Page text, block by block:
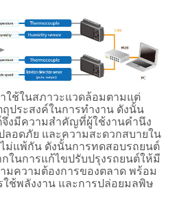
ใช้ในสภาวะแวดล้อมตามแต่
ประสงค์ในการทำงาน ดังนั้น
งมีความสำคัญที่ผู้ใช้งานคำนึง
อดภัย และความสะดวกสบายใน
ม่แพ้กัน ดังนั้นการทดสอบรถยนต์
ในการแก้ไขปรับปรุงรถยนต์ให้มี
มความต้องการของตลาด พร้อม
ใช้พลังงาน และการปล่อยมลพิษ